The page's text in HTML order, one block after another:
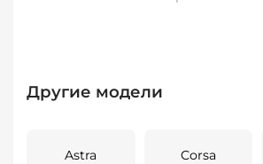
Другие модели
Astra Corsa